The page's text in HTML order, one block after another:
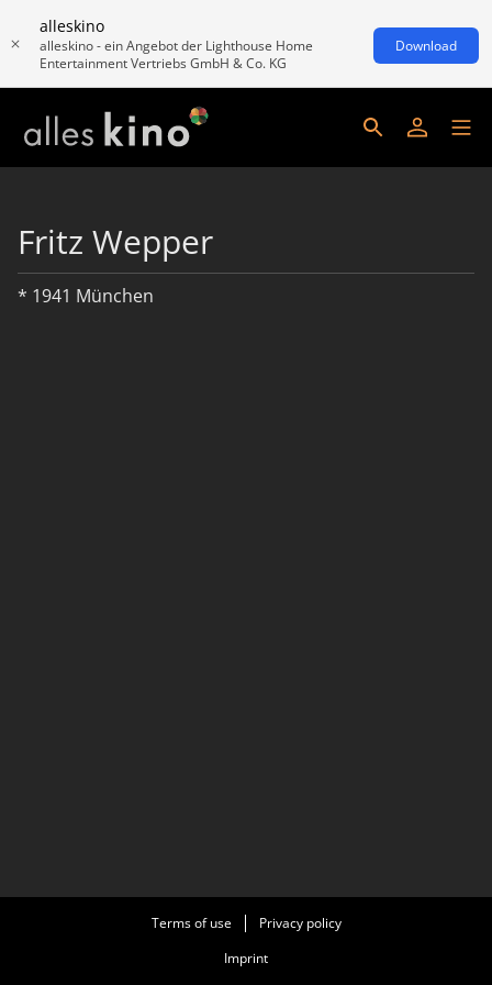
alleskino
alleskino - ein Angebot der Lighthouse Home
Entertainment Vertriebs GmbH & Co. KG
Download
Fritz Wepper
* 1941 München
Terms of use
Privacy policy
Imprint